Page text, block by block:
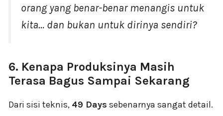
orang yang benar-benar menangis untuk
kita… dan bukan untuk dirinya sendiri?
6. Kenapa Produksinya Masih
Terasa Bagus Sampai Sekarang
Dari sisi teknis, 49 Days sebenarnya sangat detail.